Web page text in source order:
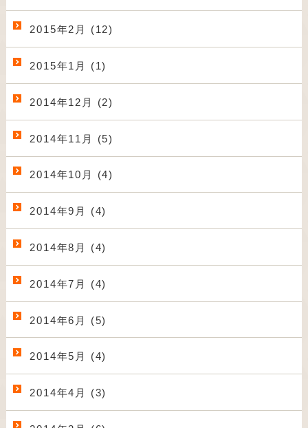
2015年2月 (12)
2015年1月 (1)
2014年12月 (2)
2014年11月 (5)
2014年10月 (4)
2014年9月 (4)
2014年8月 (4)
2014年7月 (4)
2014年6月 (5)
2014年5月 (4)
2014年4月 (3)